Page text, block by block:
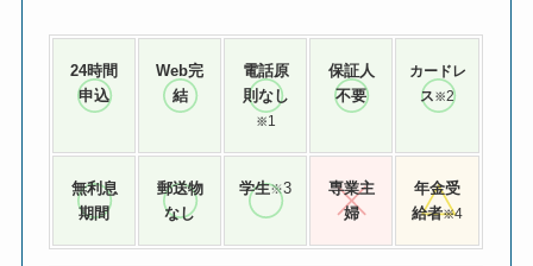
24時間
申込
Web完
結
電話原
則なし
※1
保証人
不要
カードレ
ス※2
無利息
期間
郵送物
なし
学生※3
専業主
婦
年金受
給者※4